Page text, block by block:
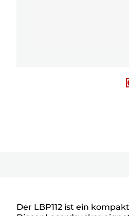
Der LBP112 ist ein